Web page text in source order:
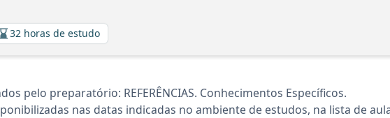
32 horas de estudo
pelo preparatório: REFERÊNCIAS. Conhecimentos Específicos.
nas datas indicadas no ambiente de estudos, na lista de